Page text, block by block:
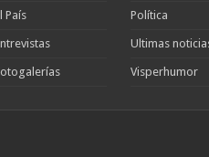
País Política
Ultimas
Visperhumor